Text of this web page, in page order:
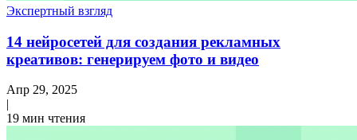
Экспертный взгляд
14 нейросетей для создания рекламных
креативов: генерируем фото и видео
Апр 29, 2025
19 мин чтения